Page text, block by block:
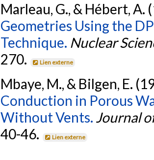
Marleau, G., & Hébert, A.
Geometries Using the
Technique. Nuclear
270.
Lien externe
Mbaye, M., & Bilgen, E.
Conduction in Porous
Without Vents. Journal
40-46.
Lien externe